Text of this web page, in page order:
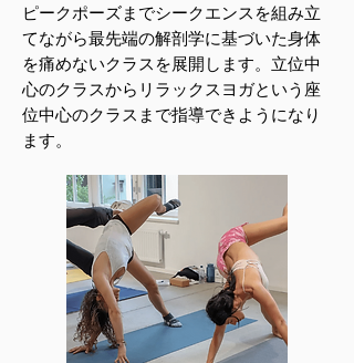
ピークポーズまでシークエンスを組み立
てながら最先端の解剖学に基づいた身体
を痛めないクラスを展開します。立位中
心のクラスからリラックスヨガという座
位中心のクラスまで指導できようになり
ます。